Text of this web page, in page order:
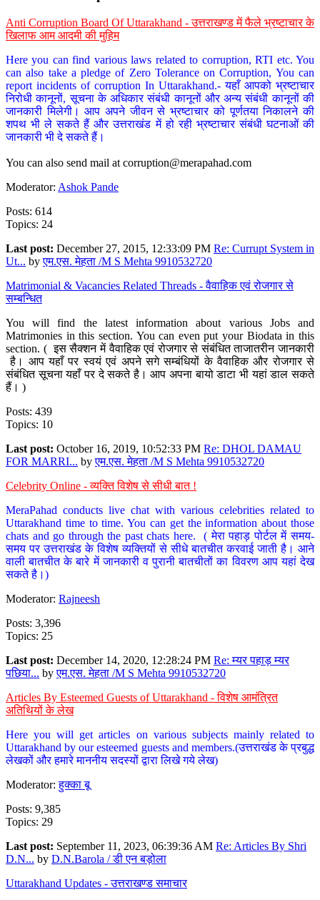
Anti Corruption Board Of Uttarakhand - उत्तराखण्ड में फैले भ्रष्टाचार के
खिलाफ आम आदमी की मुहिम
Here you can find various laws related to corruption, RTI etc. You
can also take a pledge of Zero Tolerance on Corruption, You can
report incidents of corruption In Uttarakhand.- यहाँ आपको भ्रष्टाचार
निरोधी कानूनों, सूचना के अधिकार संबंधी कानूनों और अन्य संबंधी कानूनों की
जानकारी मिलेगी। आप अपने जीवन से भ्रष्टाचार को पूर्णतया निकालने की
शपथ भी ले सकते हैं और उत्तराखंड में हो रही भ्रष्टाचार संबंधी घटनाओं की
जानकारी भी दे सकते हैं।
You can also send mail at corruption@merapahad.com
Moderator: Ashok Pande
Posts: 614
Topics: 24
Last post: December 27, 2015, 12:33:09 PM Re: Currupt System in
Ut... byएम.एस. मेहता /M S Mehta 9910532720
Matrimonial & Vacancies Related Threads - वैवाहिक एवं रोजगार से
सम्बन्धित
You will find the latest information about various Jobs and
Matrimonies in this section. You can even put your Biodata in this
section. ( इस सैक्शन में वैवाहिक एवं रोजगार से संबंधित ताजातरीन जानकारी
है। आप यहाँ पर स्वयं एवं अपने सगे सम्बंधियों के वैवाहिक और रोजगार से
संबंधित सूचना यहाँ पर दे सकते है। आप अपना बायो डाटा भी यहां डाल सकते
हैं। )
Posts: 439
Topics: 10
Last post: October 16, 2019, 10:52:33 PM Re: DHOL DAMAU
FOR MARRI... byएम.एस. मेहता /M S Mehta 9910532720
Celebrity Online - व्यक्ति विशेष से सीधी बात !
MeraPahad conducts live chat with various celebrities related to
Uttarakhand time to time. You can get the information about those
chats and go through the past chats here. ( मेरा पहाड़ पोर्टल में समय-
समय पर उत्तराखंड के विशेष व्यक्तियों से सीधे बातचीत करवाई जाती है। आने
वाली बातचीत के बारे में जानकारी व पुरानी बातचीतों का विवरण आप यहां देख
सकते है।)
Moderator: Rajneesh
Posts: 3,396
Topics: 25
Last post: December 14, 2020, 12:28:24 PM Re: म्यर पहाड़ म्यर
पछिया... byएम.एस. मेहता /M S Mehta 9910532720
Articles By Esteemed Guests of Uttarakhand - विशेष आमंत्रित
अतिथियों के लेख
Here you will get articles on various subjects mainly related to
Uttarakhand by our esteemed guests and members.(उत्तराखंड के प्रबुद्ध
लेखकों और हमारे माननीय सदस्यों द्वारा लिखे गये लेख)
Moderator:हुक्का बू
Posts: 9,385
Topics: 29
Last post: September 11, 2023, 06:39:36 AM Re: Articles By Shri
D.N... by D.N.Barola / डी एन बड़ोला
Uttarakhand Updates - उत्तराखण्ड समाचार